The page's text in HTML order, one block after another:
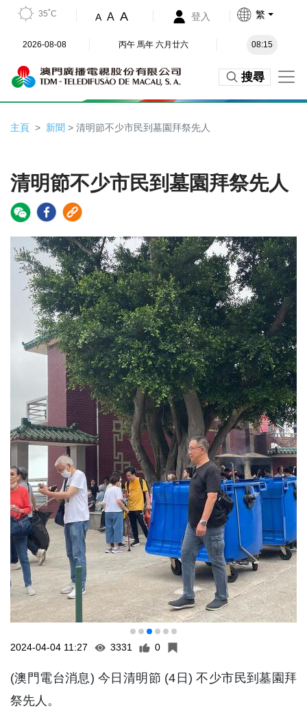
35˚C A A A 登入 繁
2026-08-08 丙午 馬年 六月廿六 08:15
搜尋
主頁 新聞 > 清明節不少市民到墓園拜祭先人
清明節不少市民到墓園拜祭先人
2024-04-04 11:27 3331 0
(澳門電台消息) 今日清明節 (4日) 不少市民到墓園拜
祭先人。